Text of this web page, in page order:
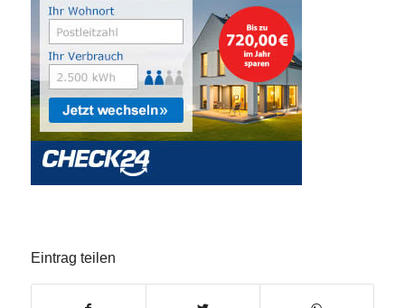
Eintrag teilen